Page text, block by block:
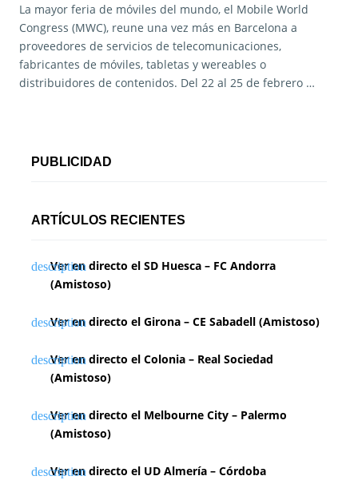
La mayor feria de móviles del mundo, el Mobile World
Congress (MWC), reune una vez más en Barcelona a
proveedores de servicios de telecomunicaciones,
fabricantes de móviles, tabletas y wereables o
distribuidores de contenidos. Del 22 al 25 de febrero …
PUBLICIDAD
ARTÍCULOS RECIENTES
Ver en directo el SD Huesca – FC Andorra
(Amistoso)
Ver en directo el Girona – CE Sabadell (Amistoso)
Ver en directo el Colonia – Real Sociedad
(Amistoso)
Ver en directo el Melbourne City – Palermo
(Amistoso)
Ver en directo el UD Almería – Córdoba